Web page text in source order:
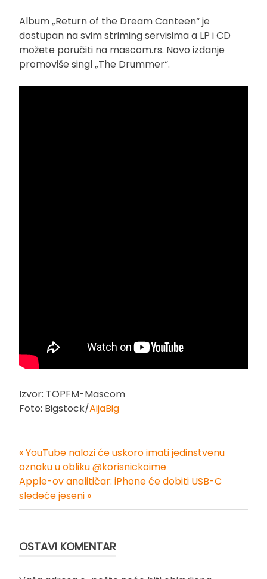
Album „Return of the Dream Canteen“ je
dostupan na svim striming servisima a LP i CD
možete poručiti na mascom.rs. Novo izdanje
promoviše singl „The Drummer“.
Izvor: TOPFM-Mascom
Foto: Bigstock/AijaBig
Kretanje
članka
« YouTube nalozi će uskoro imati jedinstvenu
oznaku u obliku @korisnickoime
Apple-ov analitičar: iPhone će dobiti USB-C
sledeće jeseni »
OSTAVI KOMENTAR